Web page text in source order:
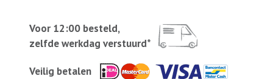
Voor 12:00 besteld,
zelfde werkdag verstuurd*
Veilig betalen